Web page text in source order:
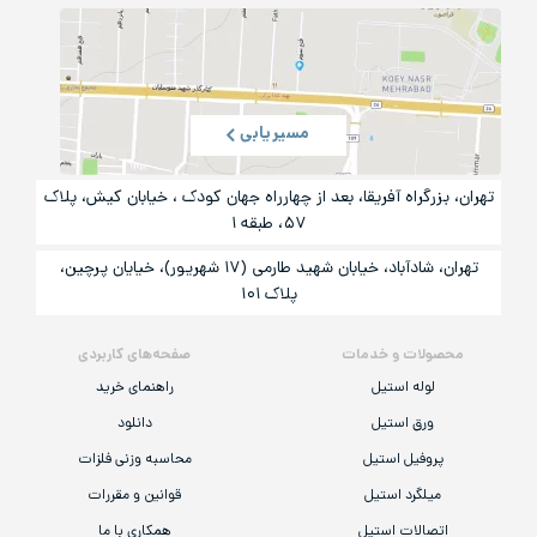
محصولات و خدمات
لوله استیل
ورق استیل
پروفیل استیل
میلگرد استیل
اتصالات استیل
صفحه‌های کاربردی
راهنمای خرید
دانلود
محاسبه وزنی فلزات
قوانین و مقررات
همکاری با ما
مسیریابی
تهران، بزرگراه آفریقا، بعد از چهارراه جهان کودک ، خیابان کیش، پلاک
۵۷، طبقه ۱
تهران، شادآباد، خیابان شهید طارمی (۱۷ شهریور)، خیایان پرچین،
پلاک ۱۰۱